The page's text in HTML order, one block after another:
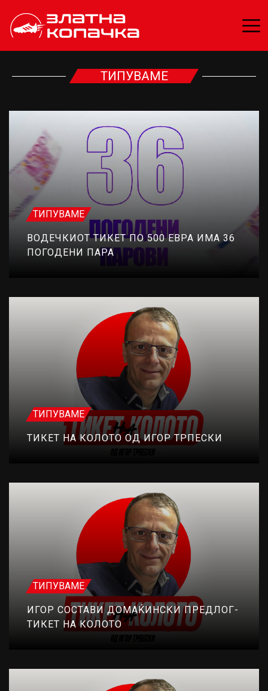
ТИПУВАМЕ
ТИПУВАМЕ
ВОДЕЧКИОТ ТИКЕТ ПО 500 ЕВРА ИМА 36
ПОГОДЕНИ ПАРА
ТИПУВАМЕ
ТИКЕТ НА КОЛОТО ОД ИГОР ТРПЕСКИ
ТИПУВАМЕ
ИГОР СОСТАВИ ДОМАЌИНСКИ ПРЕДЛОГ-
ТИКЕТ НА КОЛОТО